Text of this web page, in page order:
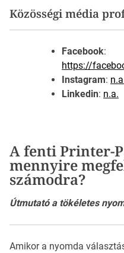
Közösségi média
Facebook:
https://
Instagram:
Linkedin: n.a.
A fenti Printer-
mennyire
számodra?
Útmutató a tökéletes
Amikor a nyomda